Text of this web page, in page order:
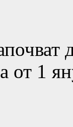
от 1